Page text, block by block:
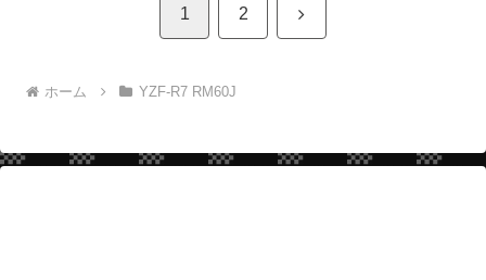
1 2 次
ホーム YZF-R7 RM60J